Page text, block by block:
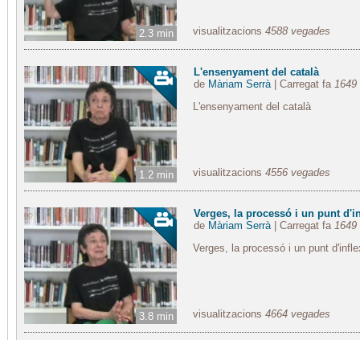
2.3 min visualitzacions 4588 vegades
1.2 min
L'ensenyament del català
de Màriam Serrà| Carregat fa 1649
L'ensenyament del català
visualitzacions 4556 vegades
3.8 min
Verges, la processó i un punt
de Màriam Serrà| Carregat fa 1649
Verges, la processó i un punt
visualitzacions 4664 vegades